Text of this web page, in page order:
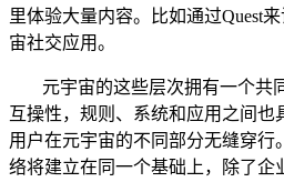
里体验大量内容。比如通过Quest
宙社交应用。
元宇宙的这些层次拥有一个共
互操性，规则、系统和应用之间也
用户在元宇宙的不同部分无缝穿行
络将建立在同一个基础上，除了企